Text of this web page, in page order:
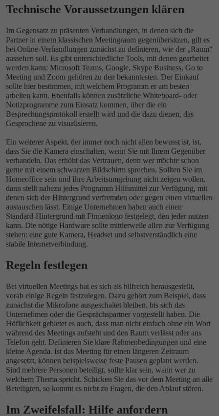
Technische Voraussetzungen klären
Im Gegensatz zu präsenten Verhandlungen, in denen sich die
Partner in einem klassischen Meetingraum gegenübersitzen, gilt es
bei Online-Verhandlungen zunächst zu definieren, wie der „Raum“
aussehen soll. Es gibt unterschiedliche Tools, mit denen gearbeitet
werden kann: Microsoft Teams, Google, Skype Business, Go to
Meeting und Zoom gehören zu den bekanntesten. Der Einkauf
sollte hier bestimmen, mit welchem Programm er am besten
arbeiten kann. Ebenfalls können zusätzliche Whiteboard- oder
Notizprogramme zum Einsatz kommen, über die ein
Besprechungsprotokoll erstellt wird und die dazu dienen, das
Gesprochene zu visualisieren.
Ein weiterer Aspekt, der immer noch nicht allen bewusst ist, ist,
dass Sie die Kamera einschalten, wenn Sie mit Ihrem Gegenüber
verhandeln. Das erhöht das Vertrauen, denn wer möchte schon
gerne mit einem schwarzen Bildschirm sprechen. Sollten Sie im
Homeoffice sein und Ihre Arbeitsumgebung nicht zeigen wollen,
dann stellt nahezu jedes Programm Hilfsmittel zur Verfügung, mit
denen sich der Hintergrund verfremden oder gegen einen virtuellen
austauschen lässt. Einige Unternehmen haben auch einen
Standard-Hintergrund mit Firmenlogo festgelegt, den jeder nutzen
kann. Die nötige Hardware sollte mittlerweile allen zur Verfügung
stehen: eine gute Kamera, Headset und selbstverständlich eine
stabile Internetverbindung.
Regeln festlegen
Bei virtuellen Meetings hat es sich als hilfreich herausgestellt,
vorab einige Regeln festzulegen. Dazu gehört zum Beispiel, dass
zunächst die Mikrofone ausgeschaltet bleiben, bis sich das
Unternehmen oder die Gesprächspartner vorgestellt haben. Die
Höflichkeit gebietet es auch, dass man nicht einfach ohne ein Wort
während des Meetings aufsteht und den Raum verlässt oder ans
Telefon geht. Definieren Sie klare Rahmenbedingungen und eine
kleine Agenda. Ist das Meeting für einen längeren Zeitraum
angesetzt, können beispielsweise feste Pausen geplant werden.
Sind mehrere Personen beteiligt, sollte klar sein, wann wer zu
welchem Thema spricht. Schicken Sie das vor dem Meeting an alle
Beteiligten, so kommt es nicht zu Fragen, die den Ablauf stören.
Im Zweifelsfall: Hilfe anfordern